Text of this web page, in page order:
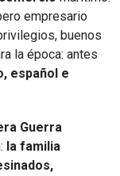
empresario
buenos
la época: antes
español e
Guerra
la familia